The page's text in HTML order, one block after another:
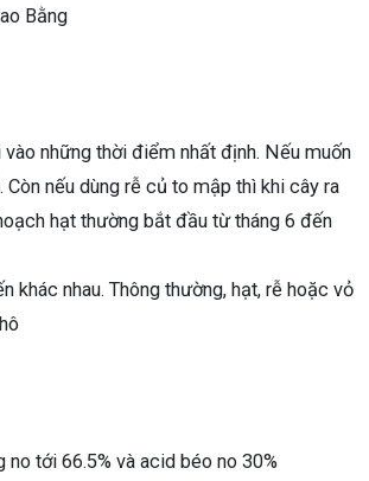
Bằng
những thời điểm nhất định. Nếu muốn
nếu dùng rễ củ to mập thì khi cây ra
hạt thường bắt đầu từ tháng 6 đến
khác nhau. Thông thường, hạt, rễ hoặc vỏ
tới 66.5% và acid béo no 30%